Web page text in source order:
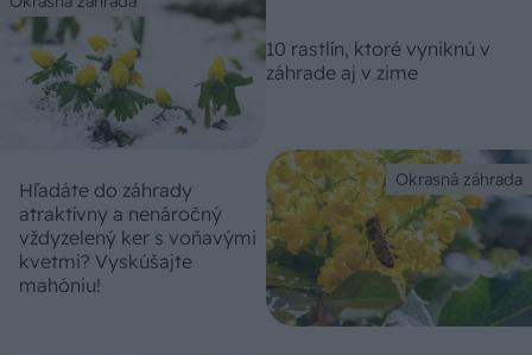
10 rastlín, ktoré vyniknú v
záhrade aj v zime
Okrasná záhrada
Hľadáte do záhrady
atraktívny a nenáročný
vždyzelený ker s voňavými
kvetmi? Vyskúšajte
mahóniu!